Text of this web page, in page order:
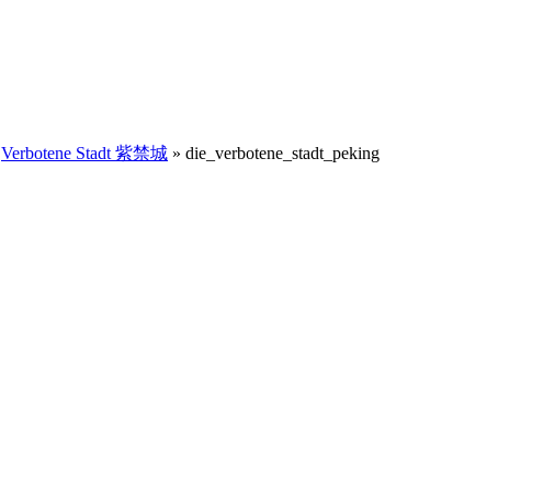
Verbotene Stadt 紫禁城 » die_verbotene_stadt_peking